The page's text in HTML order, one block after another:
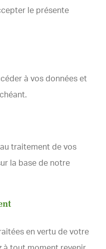
le présente
à vos données et
traitement de vos
la base de notre
en vertu de votre